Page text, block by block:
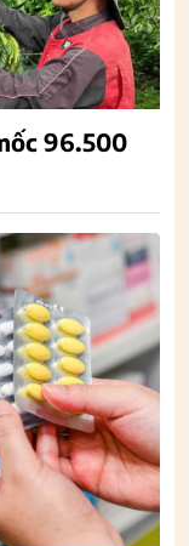
96.500